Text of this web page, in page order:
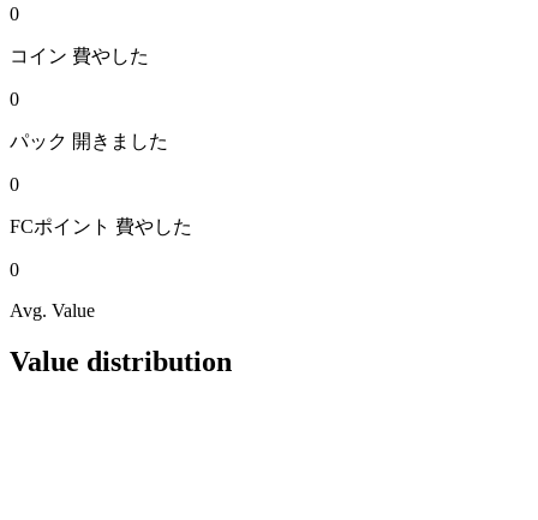
0
コイン 費やした
0
パック 開きました
0
FCポイント 費やした
0
Avg. Value
Value distribution